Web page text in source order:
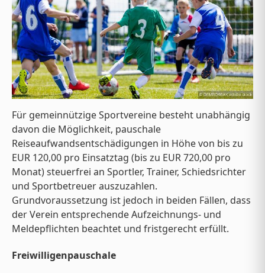
Für gemeinnützige Sportvereine besteht unabhängig
davon die Möglichkeit, pauschale
Reiseaufwandsentschädigungen in Höhe von bis zu
EUR 120,00 pro Einsatztag (bis zu EUR 720,00 pro
Monat) steuerfrei an Sportler, Trainer, Schiedsrichter
und Sportbetreuer auszuzahlen.
Grundvoraussetzung ist jedoch in beiden Fällen, dass
der Verein entsprechende Aufzeichnungs- und
Meldepflichten beachtet und fristgerecht erfüllt.
Freiwilligenpauschale